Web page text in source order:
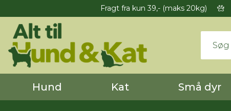
Fragt fra kun 39,- (maks 20kg)
Hund Kat Små dyr